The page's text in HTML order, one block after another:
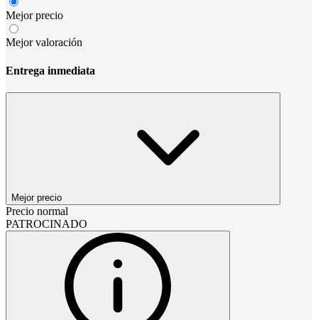
Mejor precio
Mejor valoración
Entrega inmediata
Mejor precio
Precio normal
PATROCINADO